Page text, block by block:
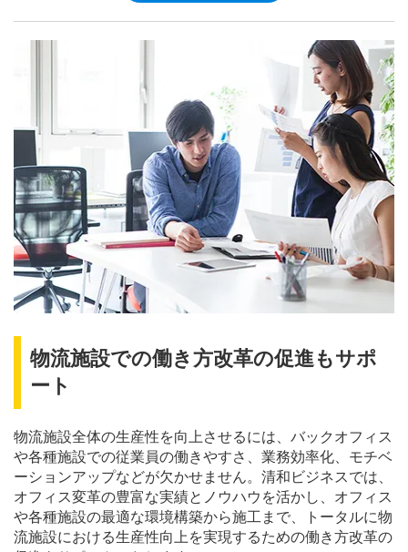
物流施設での働き方改革の促進もサポ
ート
物流施設全体の生産性を向上させるには、バックオフィス
や各種施設での従業員の働きやすさ、業務効率化、モチベ
ーションアップなどが欠かせません。清和ビジネスでは、
オフィス変革の豊富な実績とノウハウを活かし、オフィス
や各種施設の最適な環境構築から施工まで、トータルに物
流施設における生産性向上を実現するための働き方改革の